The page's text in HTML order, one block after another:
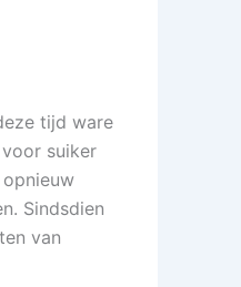
tijd ware
suiker
Sindsdien
van